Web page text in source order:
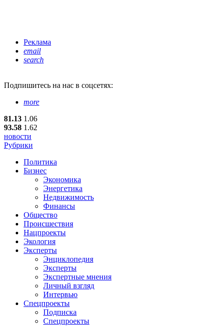
Реклама
email
search
Подпишитесь на нас в соцсетях:
more
81.13 1.06
93.58 1.62
новости
Рубрики
Политика
Бизнес
Экономика
Энергетика
Недвижимость
Финансы
Общество
Происшествия
Нацпроекты
Экология
Эксперты
Энциклопедия
Эксперты
Экспертные мнения
Личный взгляд
Интервью
Спецпроекты
Подписка
Спецпроекты